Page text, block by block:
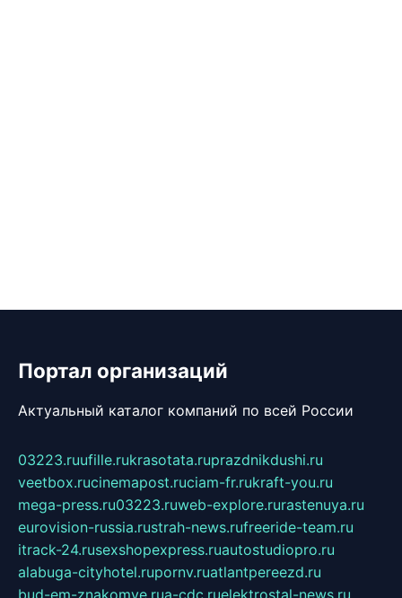
Портал организаций
Актуальный каталог компаний по всей России
03223.ruufille.rukrasotata.ruprazdnikdushi.ru
veetbox.rucinemapost.ruciam-fr.rukraft-you.ru
mega-press.ru03223.ruweb-explore.rurastenuya.ru
eurovision-russia.rustrah-news.rufreeride-team.ru
itrack-24.rusexshopexpress.ruautostudiopro.ru
alabuga-cityhotel.rupornv.ruatlantpereezd.ru